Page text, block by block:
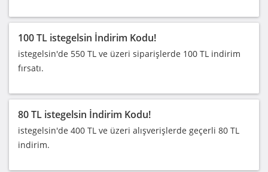
100 TL istegelsin İndirim Kodu!
istegelsin'de 550 TL ve üzeri siparişlerde 100 TL indirim
fırsatı.
80 TL istegelsin İndirim Kodu!
istegelsin'de 400 TL ve üzeri alışverişlerde geçerli 80 TL
indirim.